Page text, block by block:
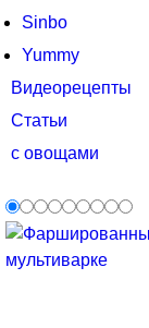
Sinbo
Yummy
Видеорецепты
Статьи
с овощами